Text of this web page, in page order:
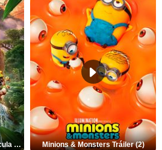
Patrulla Canina: La Dino película Tráiler VO Minions & Monsters Tráiler (2)